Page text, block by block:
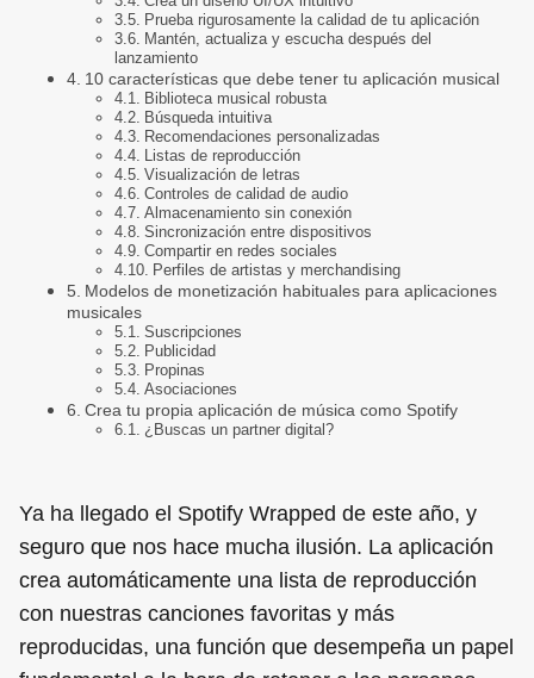
Prueba rigurosamente la calidad de tu aplicación
Mantén, actualiza y escucha después del
lanzamiento
10 características que debe tener tu aplicación musical
Biblioteca musical robusta
Búsqueda intuitiva
Recomendaciones personalizadas
Listas de reproducción
Visualización de letras
Controles de calidad de audio
Almacenamiento sin conexión
Sincronización entre dispositivos
Compartir en redes sociales
Perfiles de artistas y merchandising
Modelos de monetización habituales para aplicaciones
musicales
Suscripciones
Publicidad
Propinas
Asociaciones
Crea tu propia aplicación de música como Spotify
¿Buscas un partner digital?
Ya ha llegado el Spotify Wrapped de este año, y
seguro que nos hace mucha ilusión. La aplicación
crea automáticamente una lista de reproducción
con nuestras canciones favoritas y más
reproducidas, una función que desempeña un papel